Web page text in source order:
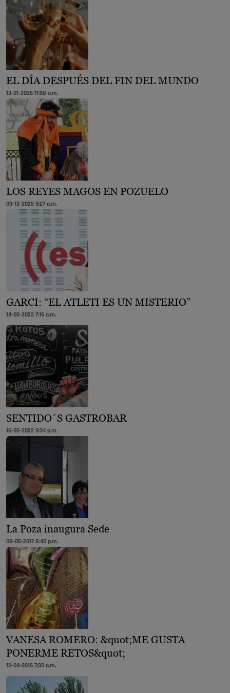
EL DÍA DESPUÉS DEL FIN DEL MUNDO
13-01-2026 11:58 a.m.
LOS REYES MAGOS EN POZUELO
09-12-2025 9:27 a.m.
GARCI: “EL ATLETI ES UN MISTERIO”
14-05-2023 7:16 a.m.
SENTIDO´S GASTROBAR
16-05-2022 3:34 p.m.
La Poza inaugura Sede
08-05-2017 8:40 p.m.
VANESA ROMERO: &quot;ME GUSTA
PONERME RETOS&quot;
12-04-2016 7:30 a.m.